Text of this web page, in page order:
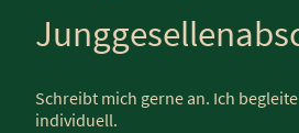
Schreibt mich gerne an. Ich
individuell.